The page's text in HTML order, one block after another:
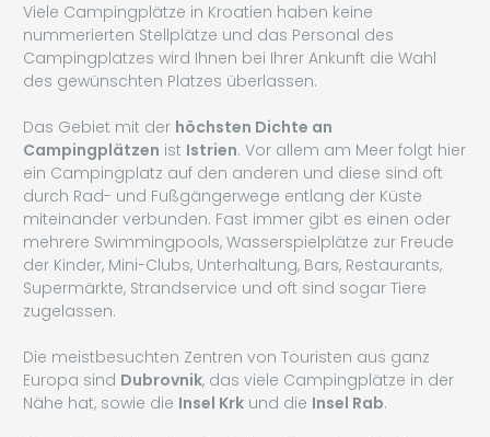
Viele Campingplätze in Kroatien haben keine
nummerierten Stellplätze und das Personal des
Campingplatzes wird Ihnen bei Ihrer Ankunft die Wahl
des gewünschten Platzes überlassen.
Das Gebiet mit der höchsten Dichte an
Campingplätzen ist Istrien. Vor allem am Meer folgt hier
ein Campingplatz auf den anderen und diese sind oft
durch Rad- und Fußgängerwege entlang der Küste
miteinander verbunden. Fast immer gibt es einen oder
mehrere Swimmingpools, Wasserspielplätze zur Freude
der Kinder, Mini-Clubs, Unterhaltung, Bars, Restaurants,
Supermärkte, Strandservice und oft sind sogar Tiere
zugelassen.
Die meistbesuchten Zentren von Touristen aus ganz
Europa sind Dubrovnik, das viele Campingplätze in der
Nähe hat, sowie die Insel Krk und die Insel Rab.